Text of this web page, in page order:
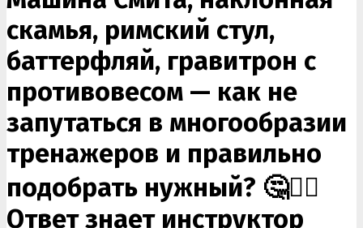
скамья, римский стул,
баттерфляй, гравитрон с
противовесом — как не
запутаться в многообразии
тренажеров и правильно
подобрать нужный? 🤔🏋️‍♂️
Ответ знает инструктор